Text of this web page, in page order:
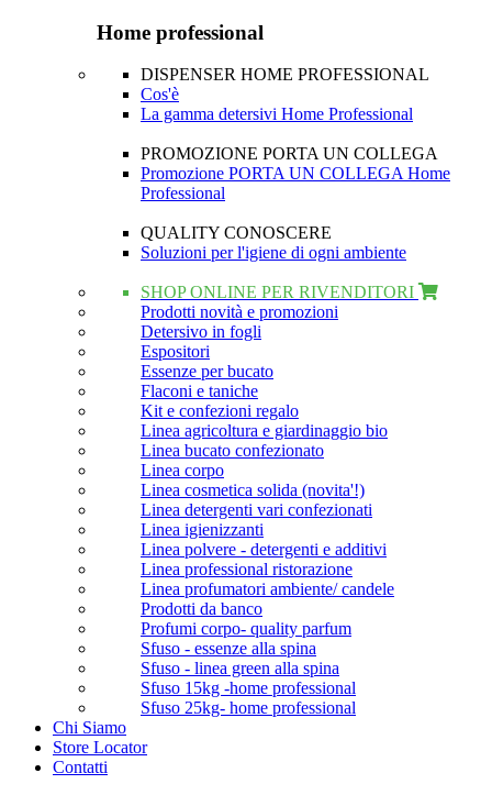
Home professional
DISPENSER HOME PROFESSIONAL
Cos'è
La gamma detersivi Home Professional
PROMOZIONE PORTA UN COLLEGA
Promozione PORTA UN COLLEGA Home
Professional
QUALITY CONOSCERE
Soluzioni per l'igiene di ogni ambiente
SHOP ONLINE PER RIVENDITORI
Prodotti novità e promozioni
Detersivo in fogli
Espositori
Essenze per bucato
Flaconi e taniche
Kit e confezioni regalo
Linea agricoltura e giardinaggio bio
Linea bucato confezionato
Linea corpo
Linea cosmetica solida (novita'!)
Linea detergenti vari confezionati
Linea igienizzanti
Linea polvere - detergenti e additivi
Linea professional ristorazione
Linea profumatori ambiente/ candele
Prodotti da banco
Profumi corpo- quality parfum
Sfuso - essenze alla spina
Sfuso - linea green alla spina
Sfuso 15kg -home professional
Sfuso 25kg- home professional
Chi Siamo
Store Locator
Contatti